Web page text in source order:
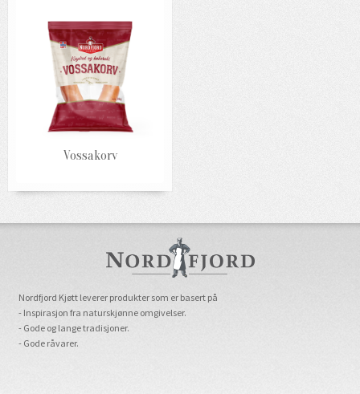
Vossakorv
Nordfjord Kjøtt leverer produkter som er basert på
- Inspirasjon fra naturskjønne omgivelser.
- Gode og lange tradisjoner.
- Gode råvarer.